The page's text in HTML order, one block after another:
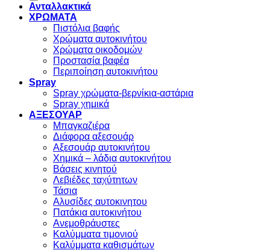
Ανταλλακτικά
ΧΡΩΜΑΤΑ
Πιστόλια βαφής
Χρώματα αυτοκινήτου
Χρώματα οικοδομών
Προστασία βαφέα
Περιποίηση αυτοκινήτου
Spray
Spray χρώματα-βερνίκια-αστάρια
Spray χημικά
ΑΞΕΣΟΥΑΡ
Μπαγκαζιέρα
Διάφορα αξεσουάρ
Αξεσουάρ αυτοκινήτου
Χημικά – λάδια αυτοκινήτου
Βάσεις κινητού
Λεβιέδες ταχύτητων
Τάσια
Αλυσίδες αυτοκινητου
Πατάκια αυτοκινήτου
Ανεμοθράυστες
Καλύμματα τιμονιού
Καλύμματα καθισμάτων